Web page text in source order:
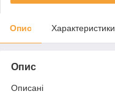
Опис Характеристики
Опис
Описані